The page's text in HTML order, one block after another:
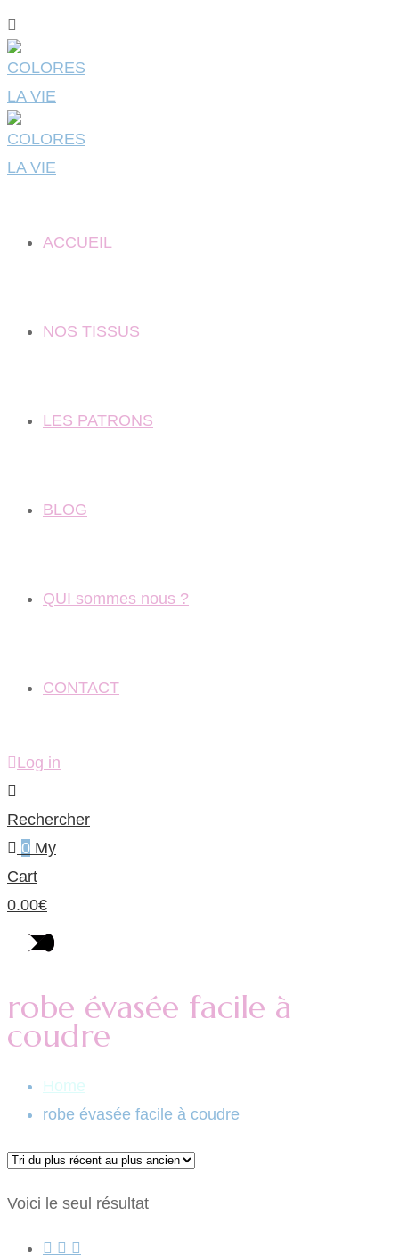
ACCUEIL
NOS TISSUS
LES PATRONS
BLOG
QUI sommes nous ?
CONTACT
Log in
Rechercher
0 My
Cart
0.00€
robe évasée facile à
coudre
Home
robe évasée facile à coudre
Voici le seul résultat